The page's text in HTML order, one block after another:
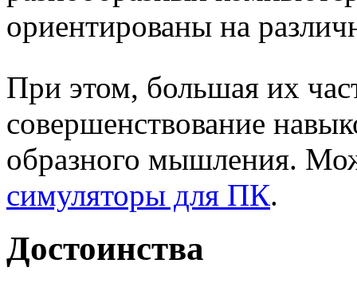
ориентированы на
При этом, большая их
совершенствование
образного мышления.
симуляторы для ПК.
Достоинства